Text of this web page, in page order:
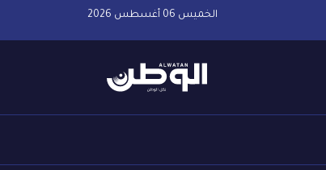
الخميس 06 أغسطس 2026